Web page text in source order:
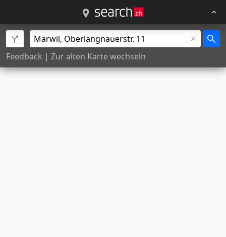
Feedback | Zur alten Karte wechseln